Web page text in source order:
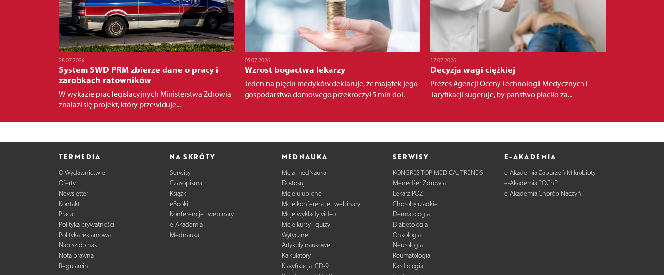
28.07.2026
System SWD PRM zbierze dane o pracy i
zarobkach ratowników
W wykazie prac legislacyjnych Ministerstwa Zdrowia
znalazł się projekt, który przewiduje...
05.07.2026
Wzrost bogactwa lekarzy
Jeden na pięciu medyków deklaruje, że majątek jego
gospodarstwa domowego przekroczył 5 mln dol.
17.07.2026
Decyzja wagi ciężkiej
Prezes Agencji Oceny Technologii Medycznych i
Taryfikacji sugeruje, by państwo płaciło za...
TERMEDIA
O Wydawnictwie
Oferty
Newsletter
Kontakt
Praca
Polityka prywatności
Polityka reklamowa
Napisz do nas
Nota prawna
Regulamin
NA SKRÓTY
Serwisy
Czasopisma
Książki
eBooki
Konferencje i webinary
e-Akademia
Mednauka
MEDNAUKA
Moja medNauka
Dostosuj
Moje ulubione
Moje konferencje i webinary
Moje wykłady video
Moje kursy i quizy
Wytyczne
Artykuły naukowe
Kalkulatory
Klasyfikacja ICD-9
SERWISY
KONGRES TOP MEDICAL TRENDS
Menedżer Zdrowia
Lekarz POZ
Choroby rzadkie
Dermatologia
Diabetologia
Onkologia
Neurologia
Reumatologia
Kardiologia
E-AKADEMIA
e-Akademia Zaburzeń Mikrobioty
e-Akademia POChP
e-Akademia Chorób Naczyń